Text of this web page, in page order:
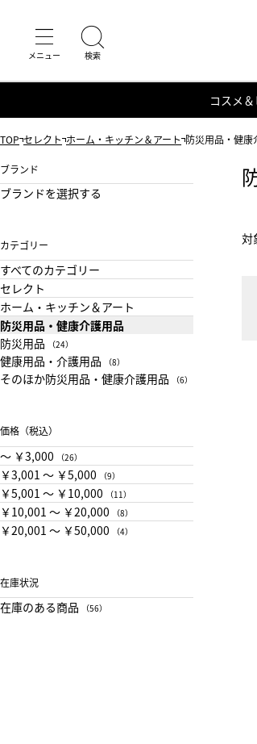
コスメ
TOP セレクト ホーム・キッチン＆アート 防災用品・健康
対
ブランド
ブランドを選択する
カテゴリー
すべてのカテゴリー
セレクト
ホーム・キッチン＆アート
防災用品・健康介護用品
防災用品
（24）
健康用品・介護用品 （8）
そのほか防災用品・健康介護用品 （6）
価格（税込）
〜 ￥3,000 （26）
￥3,001 〜 ￥5,000 （9）
￥5,001 〜 ￥10,000 （11）
￥10,001 〜 ￥20,000 （8）
￥20,001 〜 ￥50,000 （4）
在庫状況
在庫のある商品 （56）